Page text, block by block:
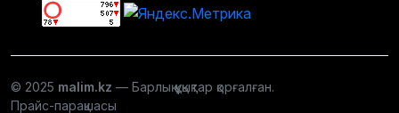
© 2025 malim.kz — Барлық құқықтар қорғалған.
Прайс-парақшасы